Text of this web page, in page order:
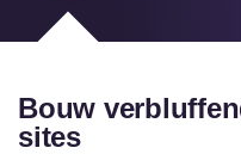
Bouw
sites